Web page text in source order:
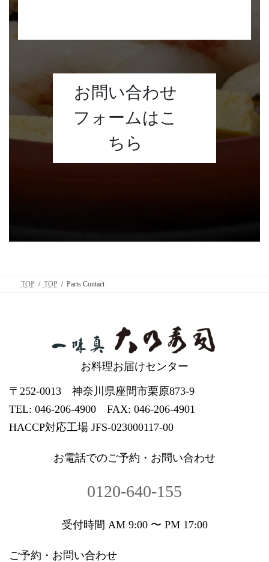
お問い合わせ
フォームはこ
ちら
TOP TOP Parts Contact
お料理お届けセンター
〒252-0013 神奈川県座間市栗原873-9
TEL: 046-206-4900 FAX: 046-206-4901
HACCP対応工場 JFS-023000117-00
お電話でのご予約・お問い合わせ
0120-640-155
受付時間 AM 9:00 〜 PM 17:00
ご予約・お問い合わせ